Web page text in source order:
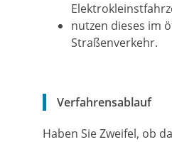
nutzen dieses im
Straßenverkehr.
Verfahrensablauf
Haben Sie Zweifel, ob